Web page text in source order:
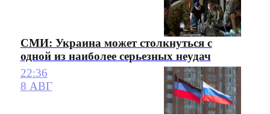
СМИ: Украина может столкнуться с
одной из наиболее серьезных неудач
22:36
8 АВГ